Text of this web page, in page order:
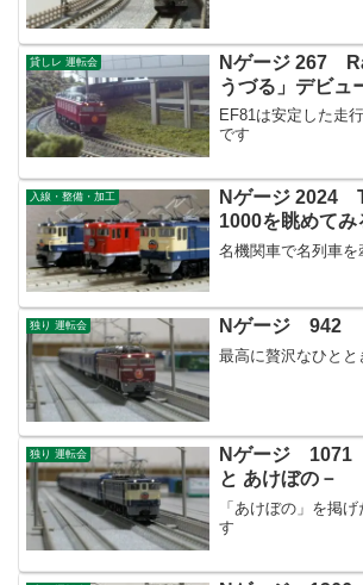
貸しレ 運転会
Nゲージ 267
うづる」デビュ
EF81は安定した走
です
入線・整備・加工
Nゲージ 2024
1000を眺めてみ
名機関車で名列車を
独り 運転会 Nゲージ 942
最高に贅沢なひとと
独り 運転会
Nゲージ 1071
と あけぼの－
「あけぼの」を掲
す